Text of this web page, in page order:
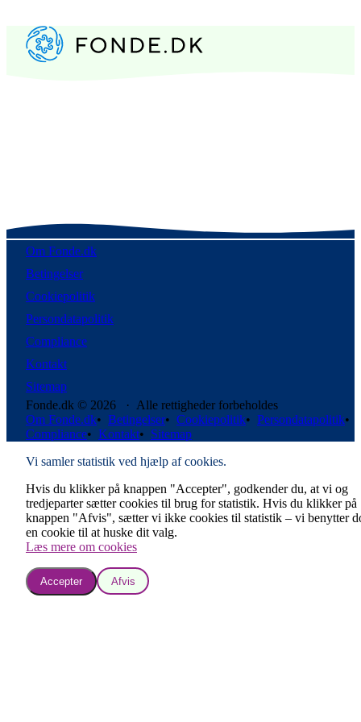
Om Fonde.dk
Betingelser
Cookiepolitik
Persondatapolitik
Compliance
Kontakt
Sitemap
Fonde.dk © 2026 · Alle rettigheder forbeholdes
Om Fonde.dk• Betingelser• Cookiepolitik• Persondatapolitik•
Compliance• Kontakt• Sitemap
Vi samler statistik ved hjælp af cookies.
Hvis du klikker på knappen "Accepter", godkender du, at vi og
tredjeparter sætter cookies til brug for statistik. Hvis du klikker på
knappen "Afvis", sætter vi ikke cookies til statistik – vi benytter
en cookie til at huske dit valg.
Læs mere om cookies
Accepter Afvis